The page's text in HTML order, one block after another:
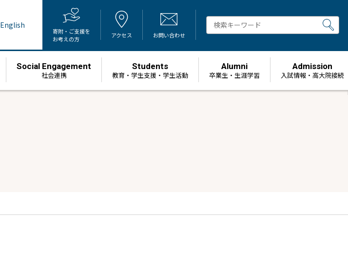
English
寄附・ご支援を
お考えの方
アクセス お問い合わせ
Social Engagement
社会連携
Students
教育・学生支援・学生活動
Alumni
卒業生・生涯学習
Admission
⼊試情報・高大院接続